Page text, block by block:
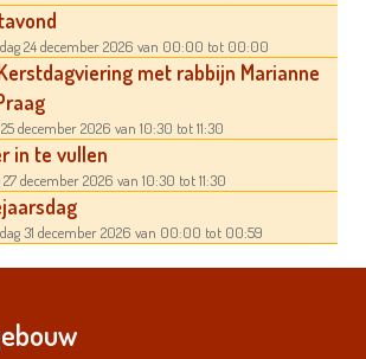
24 december 2026 van 00:00 tot 00:00
met rabbijn Marianne
december 2026 van 10:30 tot 11:30
in te vullen
27 december 2026 van 10:30 tot 11:30
31 december 2026 van 00:00 tot 00:59